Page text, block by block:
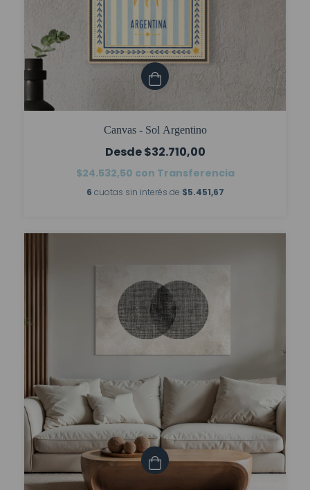
Canvas - Sol Argentino
$32.710,00
$24.532,50 con Transferencia
6 cuotas sin interés de $5.451,67